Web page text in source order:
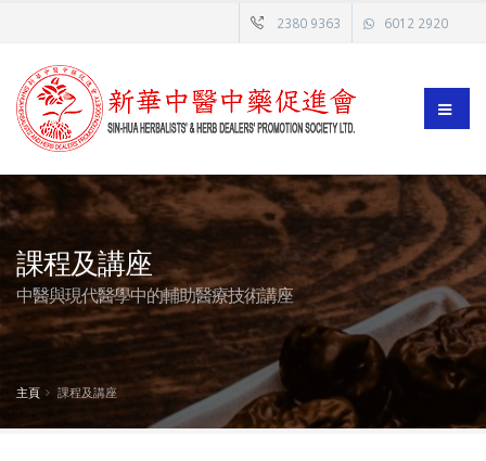
2380 9363 6012 2920
課程及講座
中醫與現代醫學中的輔助醫療技術講座
主頁 課程及講座